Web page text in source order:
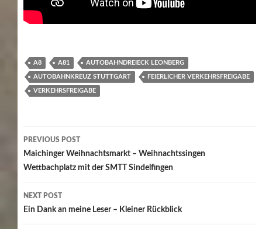
A8 A81 AUTOBAHNDREIECK LEONBERG
AUTOBAHNKREUZ STUTTGART FEIERLICHER VERKEHRSFREIGABE
VERKEHRSFREIGABE
Post
navigation
PREVIOUS POST
Maichinger Weihnachtsmarkt – Weihnachtssingen
Wettbachplatz mit der SMTT Sindelfingen
NEXT POST
Ein Dank an meine Leser – Kleiner Rückblick